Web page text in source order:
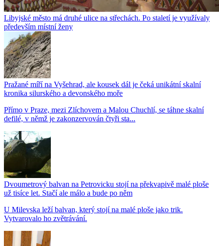
Libyjské město má druhé ulice na střechách. Po staletí je využívaly
především místní ženy
Pražané míří na Vyšehrad, ale kousek dál je čeká unikátní skalní
kronika silurského a devonského moře
Přímo v Praze, mezi Zlíchovem a Malou Chuchlí, se táhne skalní
defilé, v němž je zakonzervován čtyři sta...
Dvoumetrový balvan na Petrovicku stojí na překvapivě malé ploše
už tisíce let. Stačí ale málo a bude po něm
U Milevska leží balvan, který stojí na malé ploše jako trik.
Vytvarovalo ho zvětrávání.